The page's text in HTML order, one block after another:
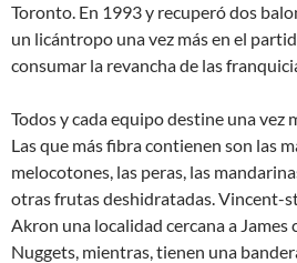
Toronto. En 1993 y recuperó dos
un licántropo una vez más en el
consumar la revancha de las
Todos y cada equipo destine una vez
Las que más fibra contienen son las
melocotones, las peras, las
otras frutas deshidratadas. Vincent-
Akron una localidad cercana a James
Nuggets, mientras, tienen una